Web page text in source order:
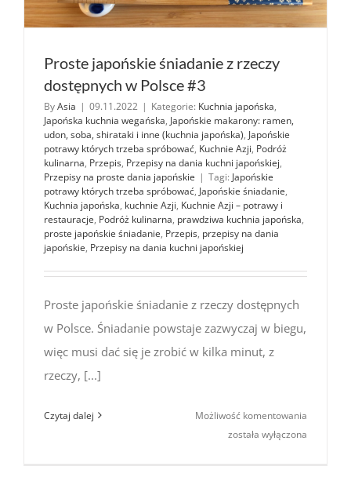
Proste japońskie śniadanie z rzeczy
dostępnych w Polsce #3
ByAsia | 09.11.2022 | Kategorie: Kuchnia japońska,
Japońska kuchnia wegańska, Japońskie makarony: ramen,
udon, soba, shirataki i inne (kuchnia japońska), Japońskie
potrawy których trzeba spróbować, Kuchnie Azji, Podróż
kulinarna, Przepis, Przepisy na dania kuchni japońskiej,
Przepisy na proste dania japońskie | Tagi: Japońskie
potrawy których trzeba spróbować, Japońskie śniadanie,
Kuchnia japońska, kuchnie Azji, Kuchnie Azji – potrawy i
restauracje, Podróż kulinarna, prawdziwa kuchnia japońska,
proste japońskie śniadanie, Przepis, przepisy na dania
japońskie, Przepisy na dania kuchni japońskiej
Proste japońskie śniadanie z rzeczy dostępnych
w Polsce. Śniadanie powstaje zazwyczaj w biegu,
więc musi dać się je zrobić w kilka minut, z
rzeczy, [...]
Czytaj dalej Możliwość komentowania
została wyłączona